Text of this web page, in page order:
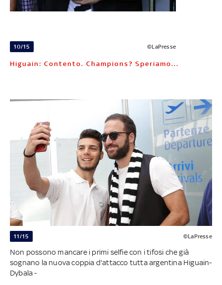
10/15 ©LaPresse
Higuain: Contento. Champions? Speriamo...
11/15 ©LaPresse
Non possono mancare i primi selfie con i tifosi che già
sognano la nuova coppia d'attacco tutta argentina Higuain-
Dybala -